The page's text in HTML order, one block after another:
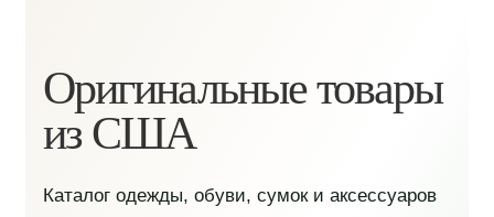
Оригинальные товары
из США
Каталог одежды, обуви, сумок и аксессуаров